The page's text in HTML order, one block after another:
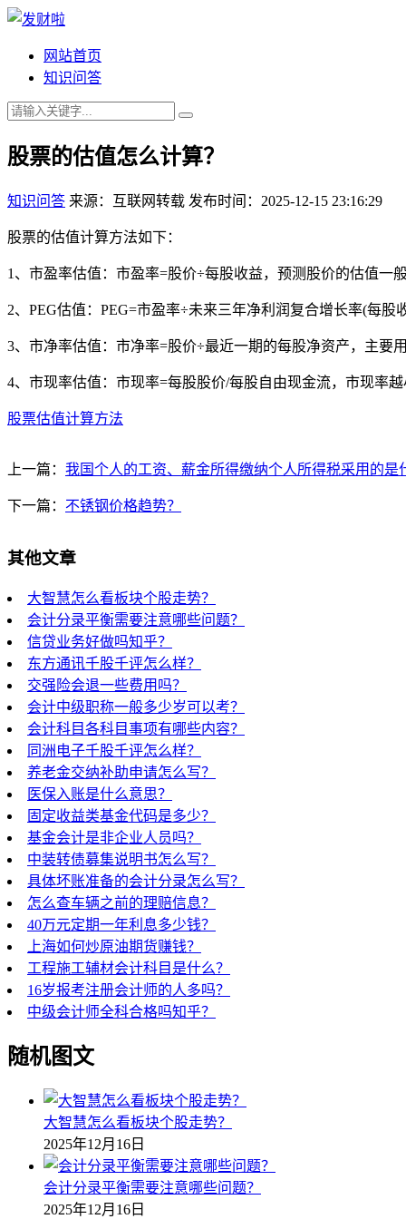
网站首页
知识问答
股票的估值怎么计算？
知识问答 来源：互联网转载 发布时间：2025-12-15 23:16:29
股票的估值计算方法如下：
1、市盈率估值：市盈率=股价÷每股收益，预测股价的估值一
2、PEG估值：PEG=市盈率÷未来三年净利润复合增长率(每
3、市净率估值：市净率=股价÷最近一期的每股净资产，主要
4、市现率估值：市现率=每股股价/每股自由现金流，市现率
股票估值计算方法
上一篇： 我国个人的工资、薪金所得缴纳个人所得税采用的是
下一篇： 不锈钢价格趋势？
其他文章
大智慧怎么看板块个股走势？
会计分录平衡需要注意哪些问题？
信贷业务好做吗知乎？
东方通讯千股千评怎么样？
交强险会退一些费用吗？
会计中级职称一般多少岁可以考？
会计科目各科目事项有哪些内容？
同洲电子千股千评怎么样？
养老金交纳补助申请怎么写？
医保入账是什么意思？
固定收益类基金代码是多少？
基金会计是非企业人员吗？
中装转债募集说明书怎么写？
具体坏账准备的会计分录怎么写？
怎么查车辆之前的理赔信息？
40万元定期一年利息多少钱？
上海如何炒原油期货赚钱？
工程施工辅材会计科目是什么？
16岁报考注册会计师的人多吗？
中级会计师全科合格吗知乎？
随机图文
大智慧怎么看板块个股走势？
2025年12月16日
会计分录平衡需要注意哪些问题？
2025年12月16日